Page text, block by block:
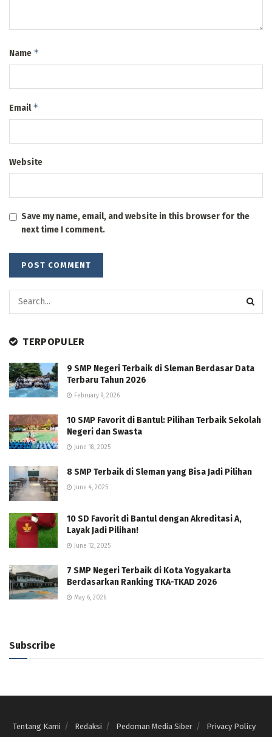
Name *
Email*
Website
Save my name, email, and website in this browser for the
next time I comment.
TERPOPULER
9 SMP Negeri Terbaik di Sleman Berdasar Data
Terbaru Tahun 2026
February 9, 2026
10 SMP Favorit di Bantul: Pilihan Terbaik Sekolah
Negeri dan Swasta
June 18, 2025
8 SMP Terbaik di Sleman yang Bisa Jadi Pilihan
June 4, 2025
10 SD Favorit di Bantul dengan Akreditasi A,
Layak Jadi Pilihan!
June 12, 2025
7 SMP Negeri Terbaik di Kota Yogyakarta
Berdasarkan Ranking TKA-TKAD 2026
May 6, 2026
Subscribe
Tentang Kami Redaksi Pedoman Media Siber Privacy Policy